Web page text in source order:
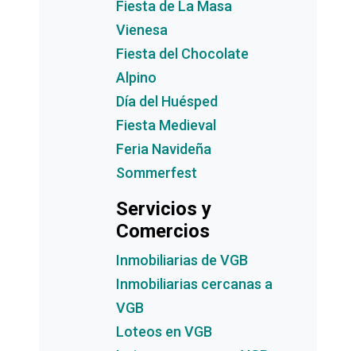
Fiesta de La Masa
Vienesa
Fiesta del Chocolate
Alpino
Día del Huésped
Fiesta Medieval
Feria Navideña
Sommerfest
Servicios y
Comercios
Inmobiliarias de VGB
Inmobiliarias cercanas a
VGB
Loteos en VGB